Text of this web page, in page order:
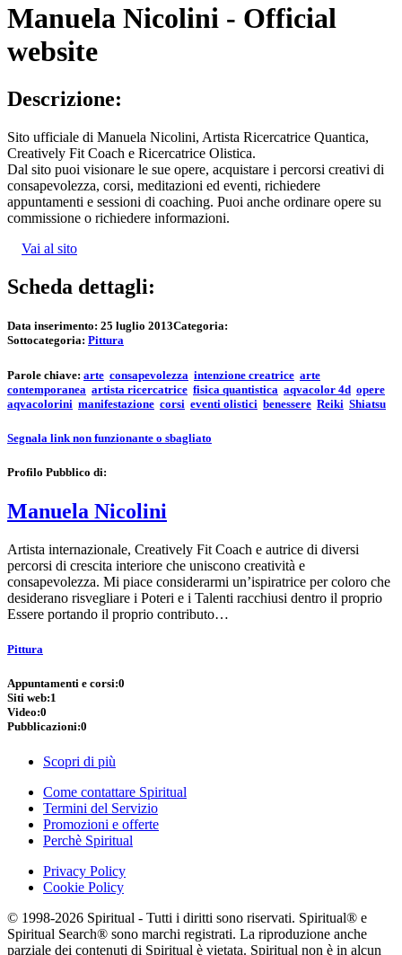
Manuela Nicolini - Official
website
Descrizione:
Sito ufficiale di Manuela Nicolini, Artista Ricercatrice Quantica,
Creatively Fit Coach e Ricercatrice Olistica.
Dal sito puoi visionare le sue opere, acquistare i percorsi creativi di
consapevolezza, corsi, meditazioni ed eventi, richiedere
appuntamenti e sessioni di coaching. Puoi anche ordinare opere su
commissione o richiedere informazioni.
Vai al sito
Scheda dettagli:
Data inserimento: 25 luglio 2013Categoria:
Sottocategoria: Pittura
Parole chiave: arte consapevolezza intenzione creatrice arte
contemporanea artista ricercatrice fisica quantistica aqvacolor 4d opere
aqvacolorini manifestazione corsi eventi olistici benessere Reiki Shiatsu
Segnala link non funzionante o sbagliato
Profilo Pubblico di:
Manuela Nicolini
Artista internazionale, Creatively Fit Coach e autrice di diversi
percorsi di crescita interiore che uniscono creatività e
consapevolezza. Mi piace considerarmi un’ispiratrice per coloro che
desiderano risvegliare i Poteri e i Talenti racchiusi dentro il proprio
Essere portando il proprio contributo…
Pittura
Appuntamenti e corsi:0
Siti web:1
Video:0
Pubblicazioni:0
Scopri di più
Come contattare Spiritual
Termini del Servizio
Promozioni e offerte
Perchè Spiritual
Privacy Policy
Cookie Policy
© 1998-2026 Spiritual - Tutti i diritti sono riservati. Spiritual® e
Spiritual Search® sono marchi registrati. La riproduzione anche
parziale dei contenuti di Spiritual è vietata. Spiritual non è in alcun